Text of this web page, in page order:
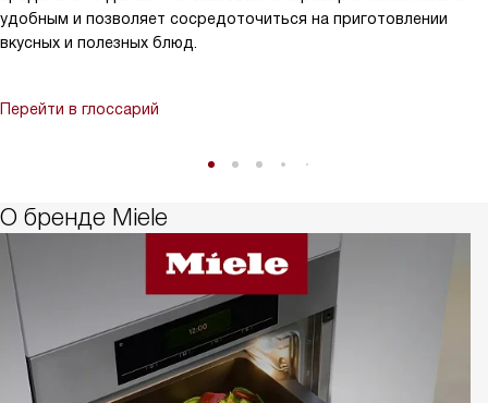
удобным и позволяет сосредоточиться на приготовлении
вкусных и полезных блюд.
Перейти в глоссарий
О бренде Miele